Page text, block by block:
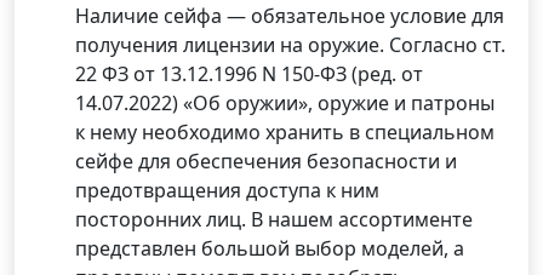
Наличие сейфа — обязательное условие для
получения лицензии на оружие. Согласно ст.
22 ФЗ от 13.12.1996 N 150-ФЗ (ред. от
14.07.2022) «Об оружии», оружие и патроны
к нему необходимо хранить в специальном
сейфе для обеспечения безопасности и
предотвращения доступа к ним
посторонних лиц. В нашем ассортименте
представлен большой выбор моделей, а